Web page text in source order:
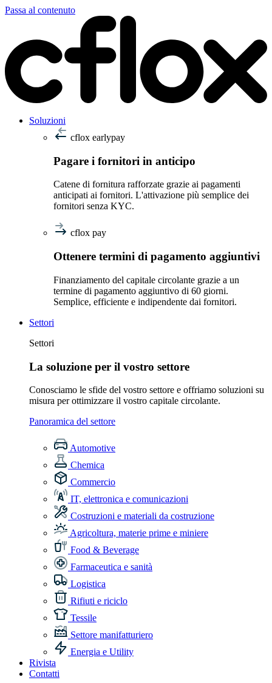
Passa al contenuto
Soluzioni
cflox earlypay
Pagare i fornitori in anticipo
Catene di fornitura rafforzate grazie ai pagamenti
anticipati ai fornitori. L'attivazione più semplice dei
fornitori senza KYC.
cflox pay
Ottenere termini di pagamento aggiuntivi
Finanziamento del capitale circolante grazie a un
termine di pagamento aggiuntivo di 60 giorni.
Semplice, efficiente e indipendente dai fornitori.
Settori
Settori
La soluzione per il vostro settore
Conosciamo le sfide del vostro settore e offriamo soluzioni su
misura per ottimizzare il vostro capitale circolante.
Panoramica del settore
Automotive
Chemica
Commercio
IT, elettronica e comunicazioni
Costruzioni e materiali da costruzione
Agricoltura, materie prime e miniere
Food & Beverage
Farmaceutica e sanità
Logistica
Rifiuti e riciclo
Tessile
Settore manifatturiero
Energia e Utility
Rivista
Contatti